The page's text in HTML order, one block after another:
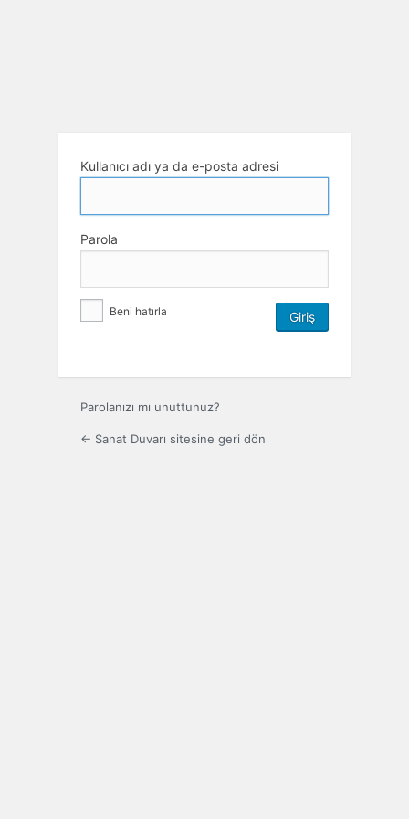
Kullanıcı adı ya da e-posta adresi
Parola
Beni hatırla
Parolanızı mı unuttunuz?
← Sanat Duvarı sitesine geri dön